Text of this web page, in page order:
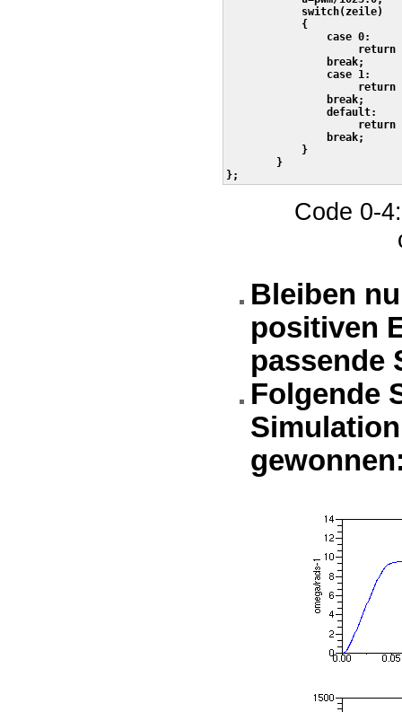
            switch(zeile)
            {
                case 0:
return
                break;
                case 1:
return
                default:
return
            }
        }
Code 0-
Bleiben
positiven
passende
Folgende